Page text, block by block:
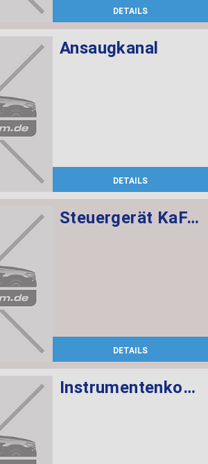
DETAILS
Ansaugkanal
DETAILS
Steuergerät KaFAS
DETAILS
Instrumentenkombination KMH